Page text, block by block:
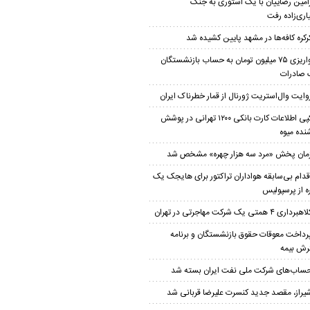
رفت
کافه‌ها در مشهد پایین کشیده شد
واریزی ۷۵ میلیون تومان به حساب بازنشستگان
صادرات
وال‌استریت ژورنال از قمار خطرناک ایران
کپی اطلاعات کارت بانکی ۱۲۰۰ تهرانی در پوشش
میوه
پخش «مرد سه هزار چهره» مشخص شد
بی‌سابقه هواداران تراکتور برای هایجک یک
از پرسپولیس
۴ همتی یک شرکت مهاجرتی در تهران
معوقات حقوق بازنشستگان و برنامه
بیمه
شرکت ملی نفت ایران بسته شد
مقصد جدید کنسرت علیرضا قربانی شد